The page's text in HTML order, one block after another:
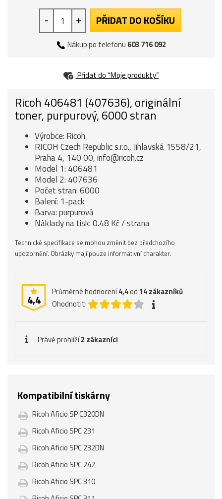
- + PŘIDAT DO KOŠÍKU
Nákup po telefonu 603 716 092
Přidat do “Moje produkty”
Ricoh 406481 (407636), originální
toner, purpurový, 6000 stran
Výrobce: Ricoh
RICOH Czech Republic s.r.o., Jihlavská 1558/21,
Praha 4, 140 00, info@ricoh.cz
Model 1: 406481
Model 2: 407636
Počet stran: 6000
Balení: 1-pack
Barva: purpurová
Náklady na tisk: 0.48 Kč / strana
Technické specifikace se mohou změnit bez předchozího
upozornění. Obrázky mají pouze informativní charakter.
4,4
Průměrné hodnocení4,4od 14zákazníků
Ohodnotit:
Právě prohlíží2 zákazníci
Kompatibilní tiskárny
Ricoh Aficio SP C320DN
Ricoh Aficio SPC 231
Ricoh Aficio SPC 232DN
Ricoh Aficio SPC 242
Ricoh Aficio SPC 310